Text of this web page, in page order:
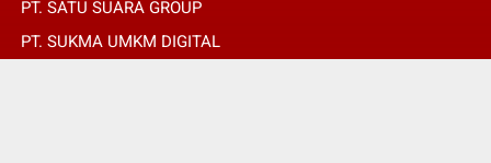
PT. SATU SUARA GROUP
PT. SUKMA UMKM DIGITAL